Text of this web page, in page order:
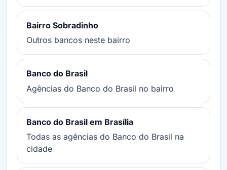
Bairro Sobradinho
Outros bancos neste bairro
Banco do Brasil
Agências do Banco do Brasil no bairro
Banco do Brasil em Brasília
Todas as agências do Banco do Brasil na
cidade